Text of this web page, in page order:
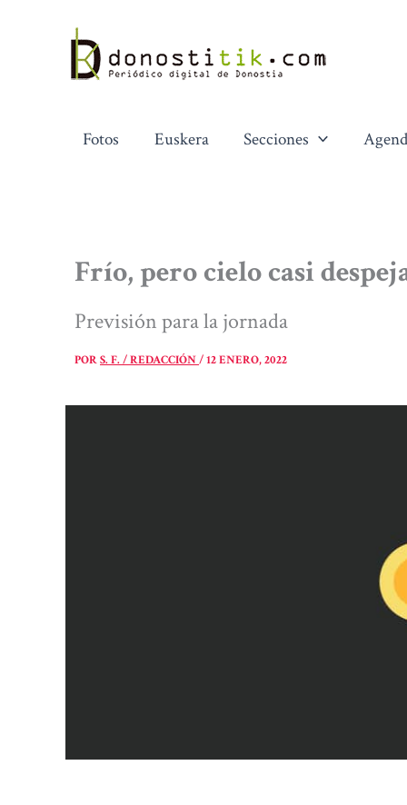
contenido
Fotos Euskera Secciones
Frío, pero cielo casi
Previsión para la jornada
PORS. F. / REDACCIÓN/12 ENERO, 2022